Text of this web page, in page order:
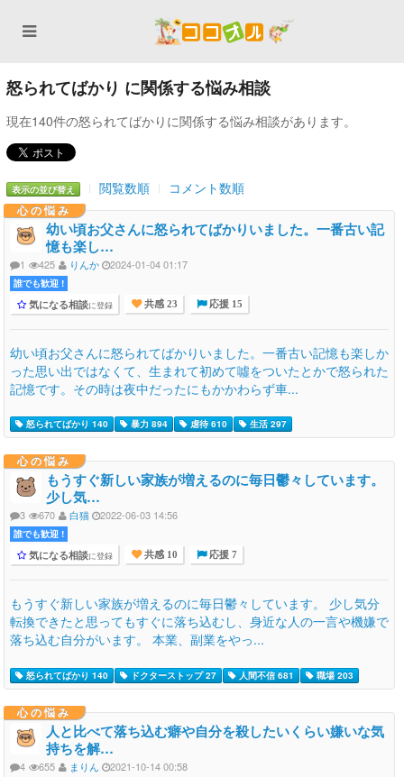
怒られてばかり に関係する悩み相談
現在140件の怒られてばかりに関係する悩み相談があります。
表示の並び替え 閲覧数順 コメント数順
心の悩み
幼い頃お父さんに怒られてばかりいました。一番古い記
憶も楽し…
1 425 りんか 2024-01-04 01:17
誰でも歓迎 !
気になる相談に登録 共感 23 応援 15
幼い頃お父さんに怒られてばかりいました。一番古い記憶も楽しか
った思い出ではなくて、生まれて初めて噓をついたとかで怒られた
記憶です。その時は夜中だったにもかかわらず車...
怒られてばかり 140 暴力 894 虐待 610 生活 297
心の悩み
もうすぐ新しい家族が増えるのに毎日鬱々しています。
少し気…
3 670 白猫 2022-06-03 14:56
誰でも歓迎 !
気になる相談に登録 共感 10 応援 7
もうすぐ新しい家族が増えるのに毎日鬱々しています。 少し気分
転換できたと思ってもすぐに落ち込むし、身近な人の一言や機嫌で
落ち込む自分がいます。 本業、副業をやっ...
怒られてばかり 140 ドクターストップ 27 人間不信 681 職場 203
心の悩み
人と比べて落ち込む癖や自分を殺したいくらい嫌いな気
持ちを解…
4 655 まりん 2021-10-14 00:58